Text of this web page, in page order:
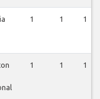
1 1 1
1 1 1